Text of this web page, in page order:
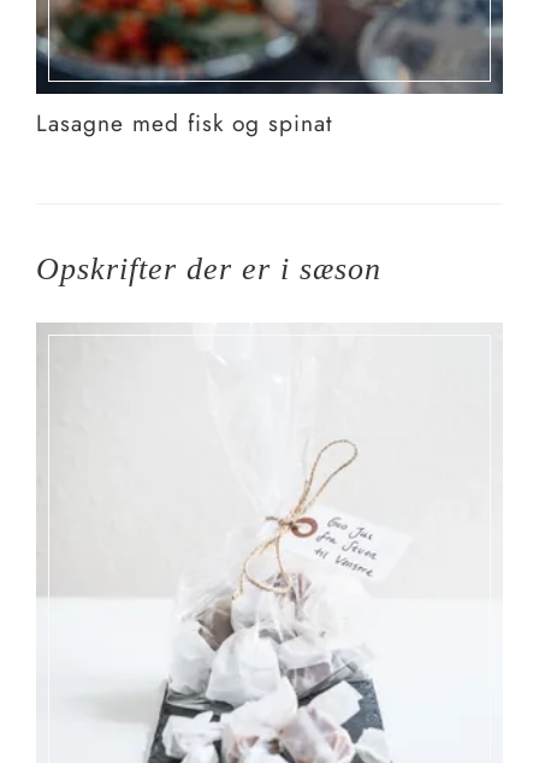
Lasagne med fisk og spinat
Opskrifter der er i sæson